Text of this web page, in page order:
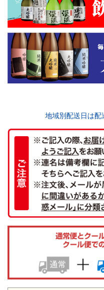
地域別配送日は配